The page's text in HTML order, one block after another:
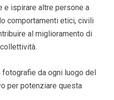
e ispirare altre persone a
comportamenti etici, civili
al miglioramento di
da ogni luogo del
per potenziare questa